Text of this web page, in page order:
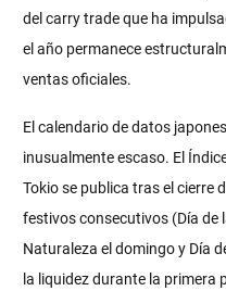
del carry trade que ha
el año permanece
ventas oficiales.
El calendario de datos
inusualmente escaso. El
Tokio se publica tras el cierre
festivos consecutivos (Día de
Naturaleza el domingo y Día
la liquidez durante la primera